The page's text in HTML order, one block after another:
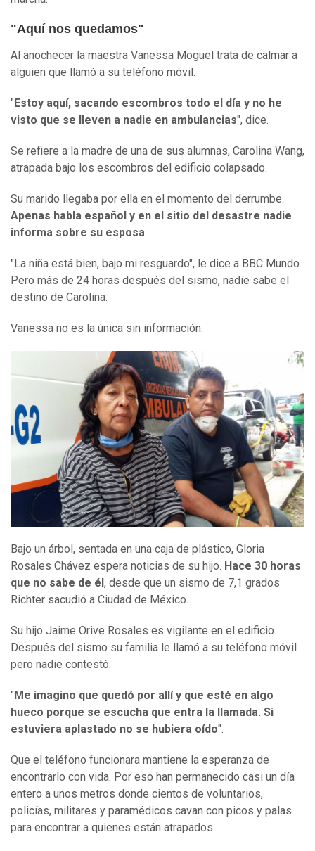
"Aquí nos quedamos"
Al anochecer la maestra Vanessa Moguel trata de calmar a
alguien que llamó a su teléfono móvil.
" Estoy aquí, sacando escombros todo el día y no he
visto que se lleven a nadie en ambulancias", dice.
Se refiere a la madre de una de sus alumnas, Carolina Wang,
atrapada bajo los escombros del edificio colapsado.
Su marido llegaba por ella en el momento del derrumbe.
Apenas habla español y en el sitio del desastre nadie
informa sobre su esposa.
"La niña está bien, bajo mi resguardo", le dice a BBC Mundo.
Pero más de 24 horas después del sismo, nadie sabe el
destino de Carolina.
Vanessa no es la única sin información.
Bajo un árbol, sentada en una caja de plástico, Gloria
Rosales Chávez espera noticias de su hijo. Hace 30 horas
que no sabe de él , desde que un sismo de 7,1 grados
Richter sacudió a Ciudad de México.
Su hijo Jaime Orive Rosales es vigilante en el edificio.
Después del sismo su familia le llamó a su teléfono móvil
pero nadie contestó.
" Me imagino que quedó por allí y que esté en algo
hueco porque se escucha que entra la llamada. Si
estuviera aplastado no se hubiera oído".
Que el teléfono funcionara mantiene la esperanza de
encontrarlo con vida. Por eso han permanecido casi un día
entero a unos metros donde cientos de voluntarios,
policías, militares y paramédicos cavan con picos y palas
para encontrar a quienes están atrapados.